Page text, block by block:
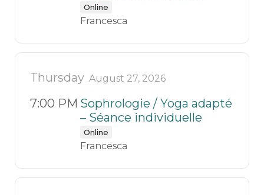
Online
Francesca
Thursday August 27, 2026
7:00 PM Sophrologie / Yoga adapté
– Séance individuelle
Online
Francesca